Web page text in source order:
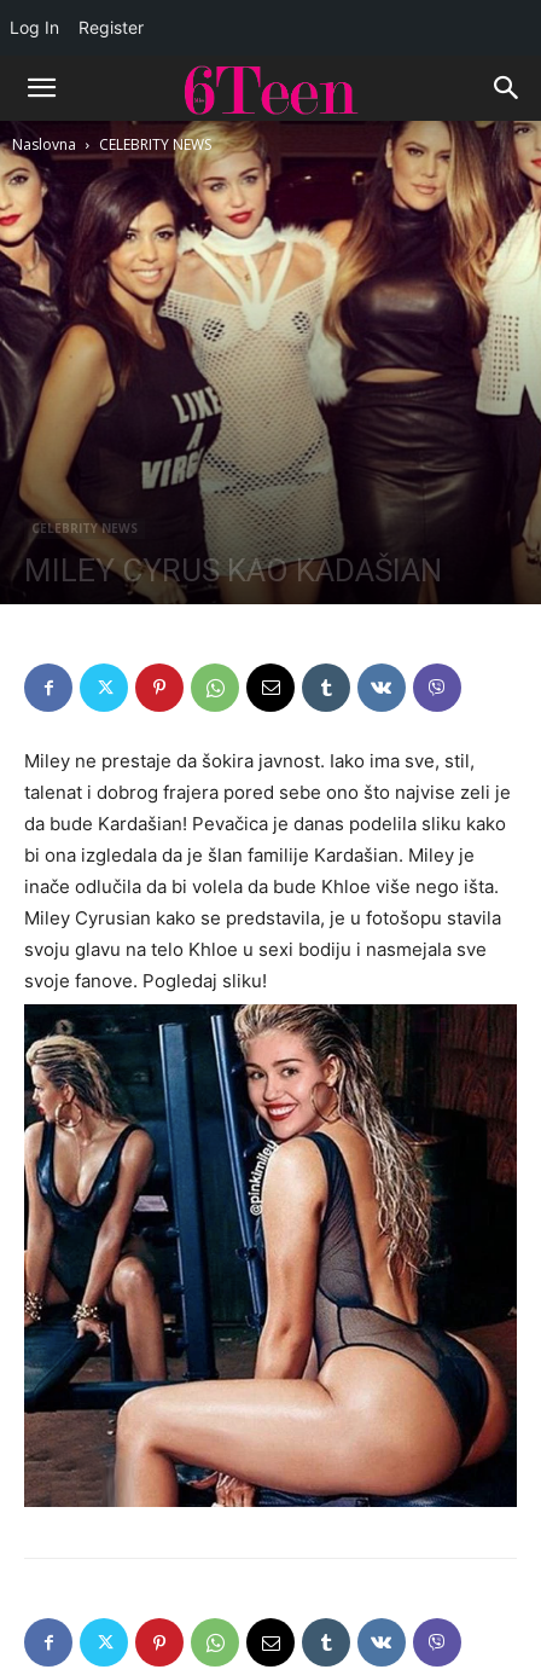
Naslovna CELEBRITY NEWS
CELEBRITY NEWS
MILEY CYRUS KAO KADAŠIAN
Miley ne prestaje da šokira javnost. Iako ima sve, stil,
talenat i dobrog frajera pored sebe ono što najvise zeli je
da bude Kardašian! Pevačica je danas podelila sliku kako
bi ona izgledala da je šlan familije Kardašian. Miley je
inače odlučila da bi volela da bude Khloe više nego išta.
Miley Cyrusian kako se predstavila, je u fotošopu stavila
svoju glavu na telo Khloe u sexi bodiju i nasmejala sve
svoje fanove. Pogledaj sliku!
Log In Register